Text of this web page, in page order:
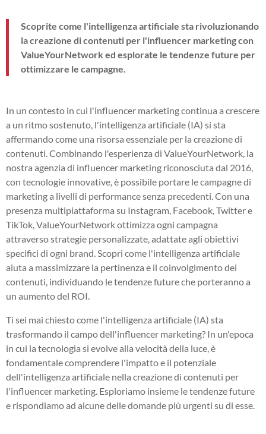
Scoprite come l'intelligenza artificiale sta rivoluzionando
la creazione di contenuti per l'influencer marketing con
ValueYourNetwork ed esplorate le tendenze future per
ottimizzare le campagne.
In un contesto in cui l'influencer marketing continua a crescere
a un ritmo sostenuto, l'intelligenza artificiale (IA) si sta
affermando come una risorsa essenziale per la creazione di
contenuti. Combinando l'esperienza di ValueYourNetwork, la
nostra agenzia di influencer marketing riconosciuta dal 2016,
con tecnologie innovative, è possibile portare le campagne di
marketing a livelli di performance senza precedenti. Con una
presenza multipiattaforma su Instagram, Facebook, Twitter e
TikTok, ValueYourNetwork ottimizza ogni campagna
attraverso strategie personalizzate, adattate agli obiettivi
specifici di ogni brand. Scopri come l'intelligenza artificiale
aiuta a massimizzare la pertinenza e il coinvolgimento dei
contenuti, individuando le tendenze future che porteranno a
un aumento del ROI.
Ti sei mai chiesto come l'intelligenza artificiale (IA) sta
trasformando il campo dell'influencer marketing? In un'epoca
in cui la tecnologia si evolve alla velocità della luce, è
fondamentale comprendere l'impatto e il potenziale
dell'intelligenza artificiale nella creazione di contenuti per
l'influencer marketing. Esploriamo insieme le tendenze future
e rispondiamo ad alcune delle domande più urgenti su di esse.